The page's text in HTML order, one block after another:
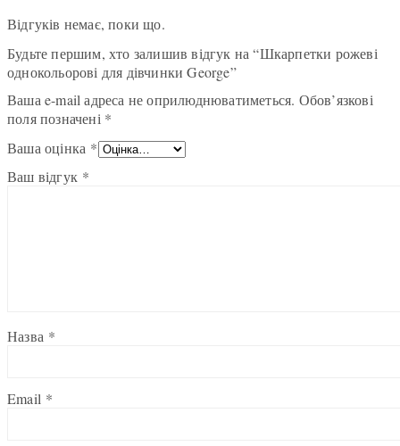
Відгуків немає, поки що.
Будьте першим, хто залишив відгук на “Шкарпетки рожеві
однокольорові для дівчинки George”
Ваша e-mail адреса не оприлюднюватиметься. Обов’язкові
поля позначені *
Ваша оцінка *
Ваш відгук *
Назва *
Email *